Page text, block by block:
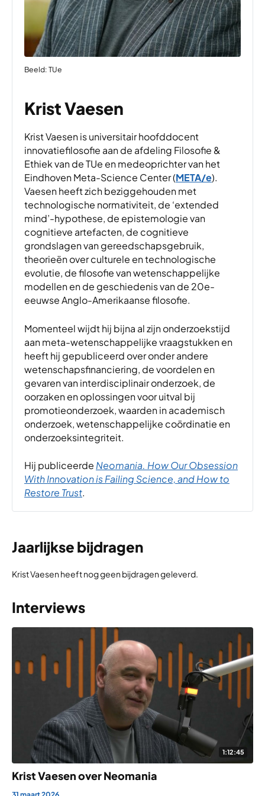
Beeld: TUe
Krist Vaesen
Krist Vaesen is universitair hoofddocent
innovatiefilosofie aan de afdeling Filosofie &
Ethiek van de TUe en medeoprichter van het
Eindhoven Meta-Science Center (META/e).
Vaesen heeft zich beziggehouden met
technologische normativiteit, de ‘extended
mind’-hypothese, de epistemologie van
cognitieve artefacten, de cognitieve
grondslagen van gereedschapsgebruik,
theorieën over culturele en technologische
evolutie, de filosofie van wetenschappelijke
modellen en de geschiedenis van de 20e-
eeuwse Anglo-Amerikaanse filosofie.
Momenteel wijdt hij bijna al zijn onderzoekstijd
aan meta-wetenschappelijke vraagstukken en
heeft hij gepubliceerd over onder andere
wetenschapsfinanciering, de voordelen en
gevaren van interdisciplinair onderzoek, de
oorzaken en oplossingen voor uitval bij
promotieonderzoek, waarden in academisch
onderzoek, wetenschappelijke coördinatie en
onderzoeksintegriteit.
Hij publiceerdeNeomania. How Our Obsession
With Innovation is Failing Science, and How to
Restore Trust.
Jaarlijkse bijdragen
Krist Vaesen heeft nog geen bijdragen geleverd.
Interviews
1:12:45
Krist Vaesen over Neomania